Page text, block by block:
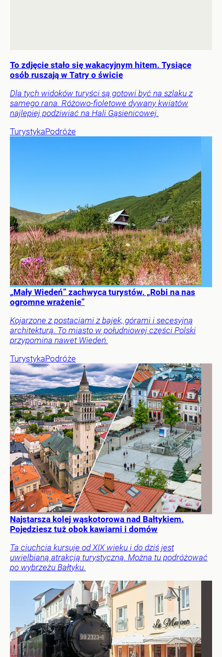
To zdjęcie stało się wakacyjnym hitem. Tysiące
osób ruszają w Tatry o świcie
Dla tych widoków turyści są gotowi być na szlaku z
samego rana. Różowo-fioletowe dywany kwiatów
najlepiej podziwiać na Hali Gąsienicowej.
TurystykaPodróże
„Mały Wiedeń” zachwyca turystów. „Robi na nas
ogromne wrażenie”
Kojarzone z postaciami z bajek, górami i secesyjną
architekturą. To miasto w południowej części Polski
przypomina nawet Wiedeń.
TurystykaPodróże
Najstarsza kolej wąskotorowa nad Bałtykiem.
Pojedziesz tuż obok kawiarni i domów
Ta ciuchcia kursuje od XIX wieku i do dziś jest
uwielbianą atrakcją turystyczną. Można tu podróżować
po wybrzeżu Bałtyku.